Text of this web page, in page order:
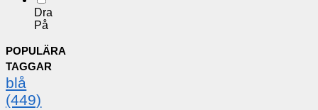
Dra
På
POPULÄRA
TAGGAR
blå
(449)